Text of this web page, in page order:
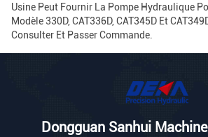
Usine Peut Fournir La Pompe Hydraulique
Modèle 330D, CAT336D, CAT345D Et
Consulter Et Passer Commande.
Dongguan Sanhui